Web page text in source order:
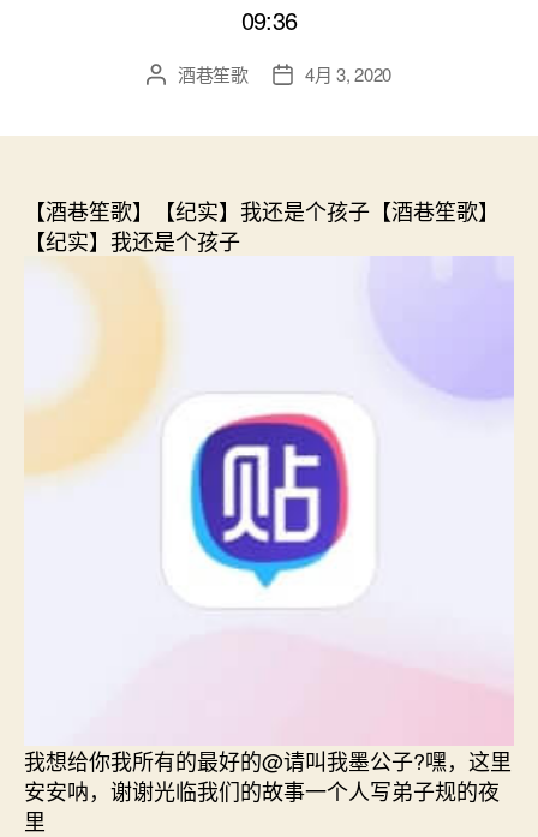
09:36
文 酒巷笙歌
发 4月 3, 2020
【酒巷笙歌】【纪实】我还是个孩子【酒巷笙歌】
【纪实】我还是个孩子
我想给你我所有的最好的@请叫我墨公子?嘿，这里
安安呐，谢谢光临我们的故事一个人写弟子规的夜
里